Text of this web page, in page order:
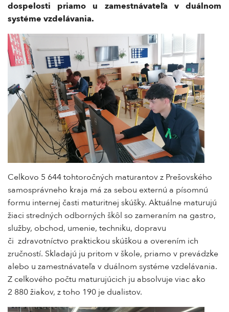
dospelosti priamo u zamestnávateľa v duálnom
systéme vzdelávania.
Celkovo 5 644 tohtoročných maturantov z Prešovského
samosprávneho kraja má za sebou externú a písomnú
formu internej časti maturitnej skúšky. Aktuálne maturujú
žiaci stredných odborných škôl so zameraním na gastro,
služby, obchod, umenie, techniku, dopravu
či zdravotníctvo praktickou skúškou a overením ich
zručností. Skladajú ju pritom v škole, priamo v prevádzke
alebo u zamestnávateľa v duálnom systéme vzdelávania.
Z celkového počtu maturujúcich ju absolvuje viac ako
2 880 žiakov, z toho 190 je dualistov.